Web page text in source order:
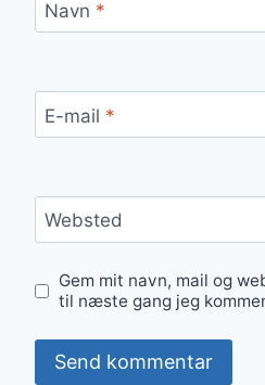
Navn *
E-mail *
Websted
Gem mit navn, mail og
til næste gang jeg